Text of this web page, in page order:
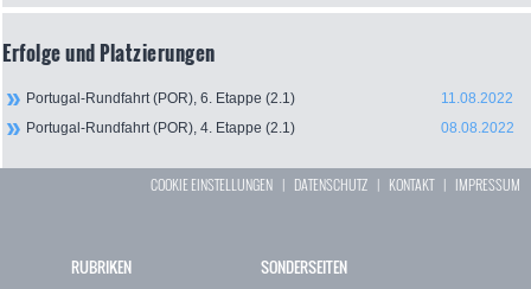
Erfolge und Platzierungen
Portugal-Rundfahrt (POR), 6. Etappe (2.1)
11.08.2022
Portugal-Rundfahrt (POR), 4. Etappe (2.1)
08.08.2022
COOKIE EINSTELLUNGEN | DATENSCHUTZ | KONTAKT| IMPRESSUM
RUBRIKEN SONDERSEITEN